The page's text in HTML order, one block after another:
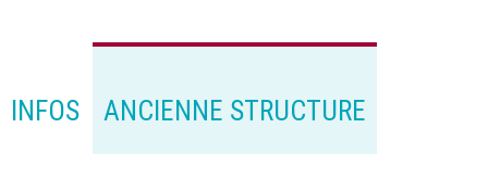
INFOS ANCIENNE STRUCTURE